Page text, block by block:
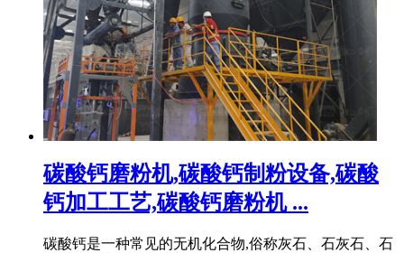
碳酸钙磨粉机,碳酸钙制粉设备,碳酸
钙加工工艺,碳酸钙磨粉机 ...
碳酸钙是一种常见的无机化合物,俗称灰石、石灰石、石